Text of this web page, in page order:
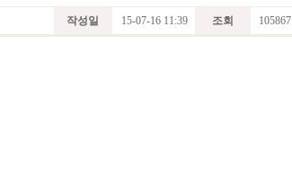
작성일 15-07-16 11:39 조회 105867